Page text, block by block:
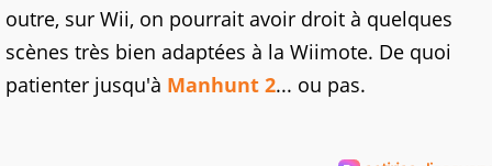
outre, sur Wii, on pourrait avoir droit à quelques
scènes très bien adaptées à la Wiimote. De quoi
patienter jusqu'à Manhunt 2... ou pas.